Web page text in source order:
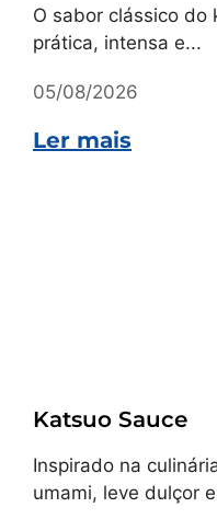
O sabor clássico do
prática, intensa e...
05/08/2026
Ler mais
Katsuo Sauce
Inspirado na
umami, leve dulçor